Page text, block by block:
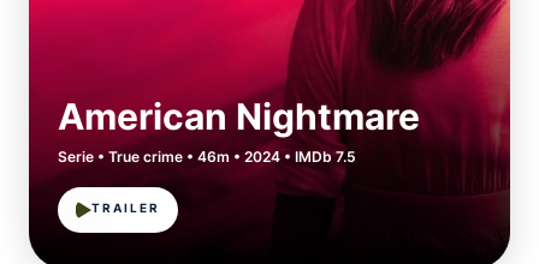
American Nightmare
Serie • True crime • 46m • 2024 • IMDb 7.5
TRAILER